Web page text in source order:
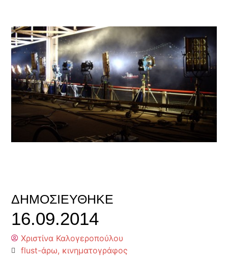
ΔΗΜΟΣΙΕΎΘΗΚΕ
16.09.2014
Χριστίνα Καλογεροπούλου
flust-άρω, κινηματογράφος